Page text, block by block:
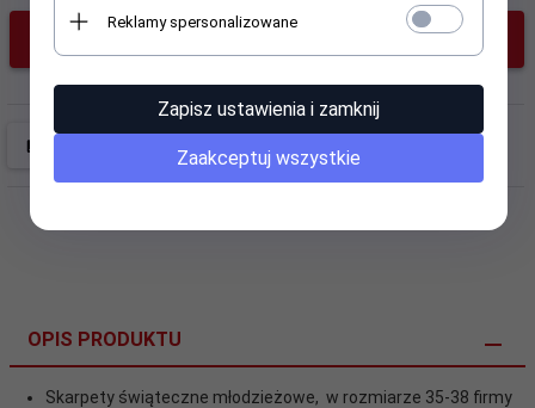
OPIS PRODUKTU
Skarpety świąteczne młodzieżowe, w rozmiarze 35-38 firmy
Reklamy spersonalizowane
Zapisz ustawienia i zamknij
Zaakceptuj wszystkie